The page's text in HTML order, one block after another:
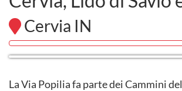
Cervia IN
La Via Popilia fa parte dei Cammini